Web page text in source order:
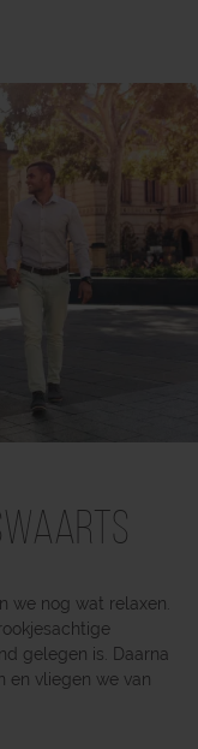
we nog wat relaxen.
gelegen is. Daarna
en vliegen we van